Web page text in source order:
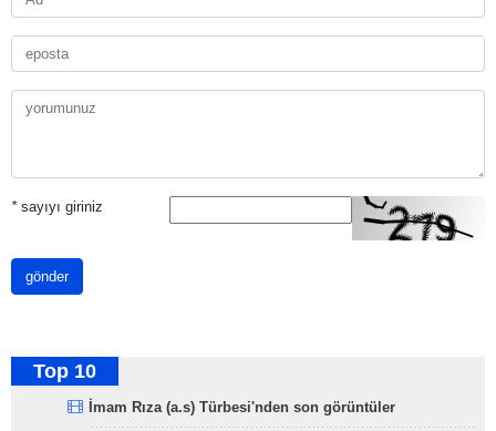
*sayıyı giriniz
gönder
Top 10
İmam Rıza (a.s) Türbesi'nden son görüntüler